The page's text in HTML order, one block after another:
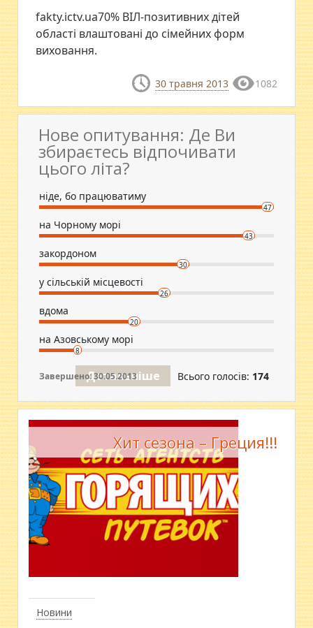
fakty.ictv.ua70% ВІЛ-позитивних дітей
області влаштовані до сімейних форм
виховання.
30 травня 2013 1082
Завершено: 30.05.2013
Нове опитування: Де Ви
збираєтесь відпочивати
цього літа?
ніде, бо працюватиму
47
на Чорному морі
43
закордоном
30
у сільській місцевості
26
вдома
20
на Азовському морі
8
Детальніше Всього голосів: 174
Новини
Хит сезона – Греция!!!